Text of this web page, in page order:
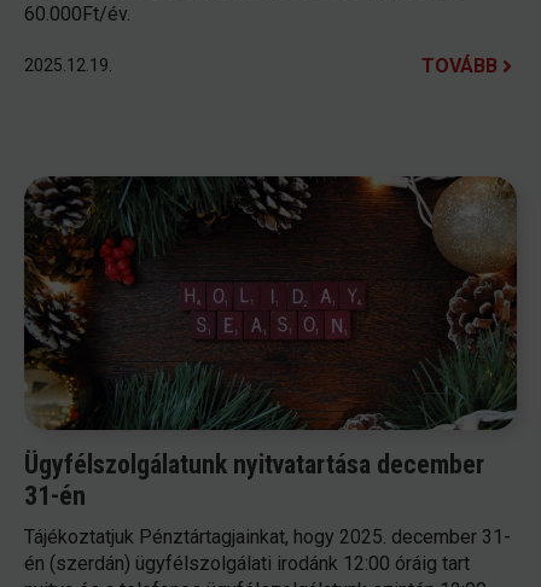
60.000Ft/év.
2025.12.19. TOVÁBB
Ügyfélszolgálatunk nyitvatartása december
31-én
Tájékoztatjuk Pénztártagjainkat, hogy 2025. december 31-
én (szerdán) ügyfélszolgálati irodánk 12:00 óráig tart